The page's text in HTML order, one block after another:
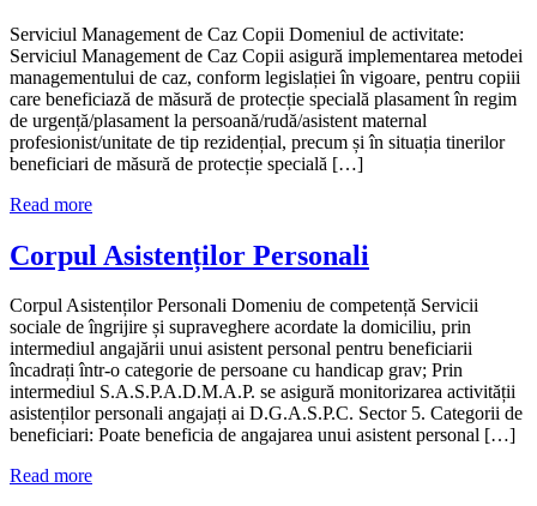
Serviciul Management de Caz Copii Domeniul de activitate:
Serviciul Management de Caz Copii asigură implementarea metodei
managementului de caz, conform legislației în vigoare, pentru copiii
care beneficiază de măsură de protecție specială plasament în regim
de urgență/plasament la persoană/rudă/asistent maternal
profesionist/unitate de tip rezidențial, precum și în situația tinerilor
beneficiari de măsură de protecție specială […]
Read more
Corpul Asistenților Personali
Corpul Asistenților Personali Domeniu de competență Servicii
sociale de îngrijire și supraveghere acordate la domiciliu, prin
intermediul angajării unui asistent personal pentru beneficiarii
încadrați într-o categorie de persoane cu handicap grav; Prin
intermediul S.A.S.P.A.D.M.A.P. se asigură monitorizarea activității
asistenților personali angajați ai D.G.A.S.P.C. Sector 5. Categorii de
beneficiari: Poate beneficia de angajarea unui asistent personal […]
Read more